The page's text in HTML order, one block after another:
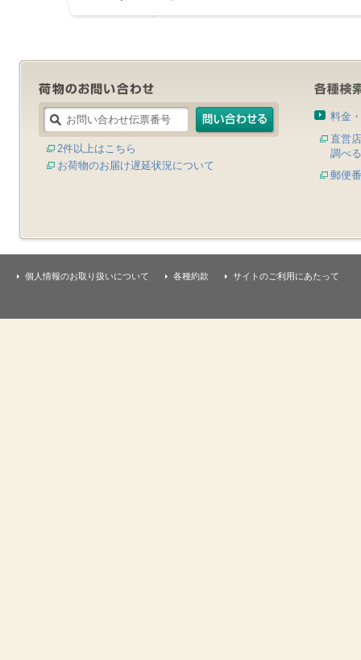
2件以上はこちら
お荷物のお届け遅延状況について
料金
直営
調べる
郵便
個人情報のお取り扱いについて 各種約款 サイトのご利用にあたって